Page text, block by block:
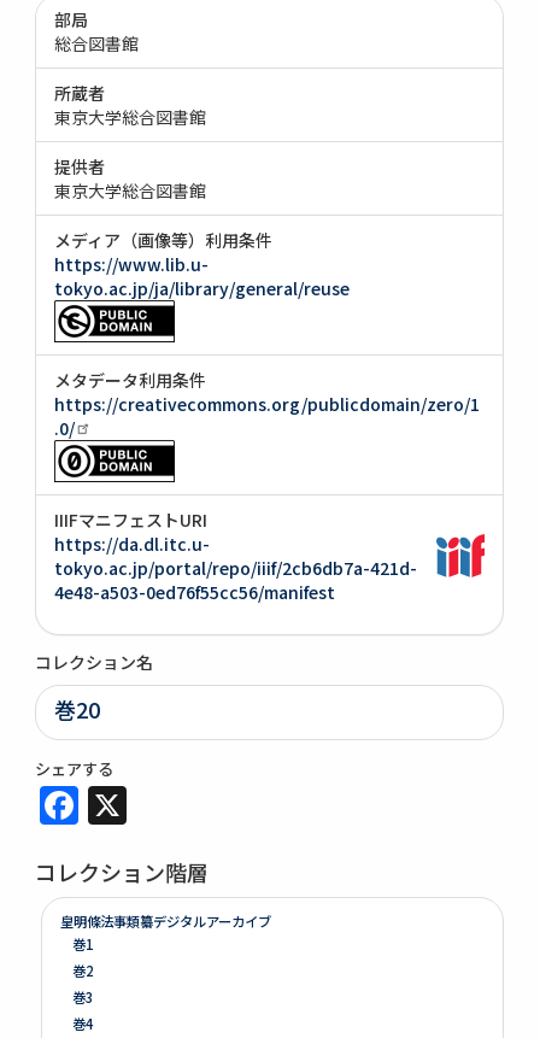
部局
総合図書館
所蔵者
東京大学総合図書館
提供者
東京大学総合図書館
メディア（画像等）利用条件
https://www.lib.u-
tokyo.ac.jp/ja/library/general/reuse
メタデータ利用条件
https://creativecommons.org/publicdomain/zero/1
.0/
IIIFマニフェストURI
https://da.dl.itc.u-
tokyo.ac.jp/portal/repo/iiif/2cb6db7a-421d-
4e48-a503-0ed76f55cc56/manifest
コレクション名
巻20
シェアする
Facebook
コレクション階層
皇明條法事類纂デジタルアーカイブ
巻1
巻2
巻3
巻4